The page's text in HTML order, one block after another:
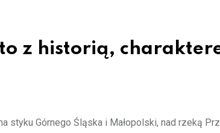
z historią,
styku Górnego Śląska i Małopolski, nad rzeką